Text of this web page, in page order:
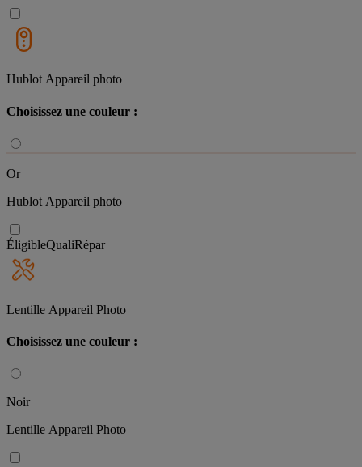
Hublot Appareil photo
Choisissez une couleur :
Or
Hublot Appareil photo
ÉligibleQualiRépar
Lentille Appareil Photo
Choisissez une couleur :
Noir
Lentille Appareil Photo